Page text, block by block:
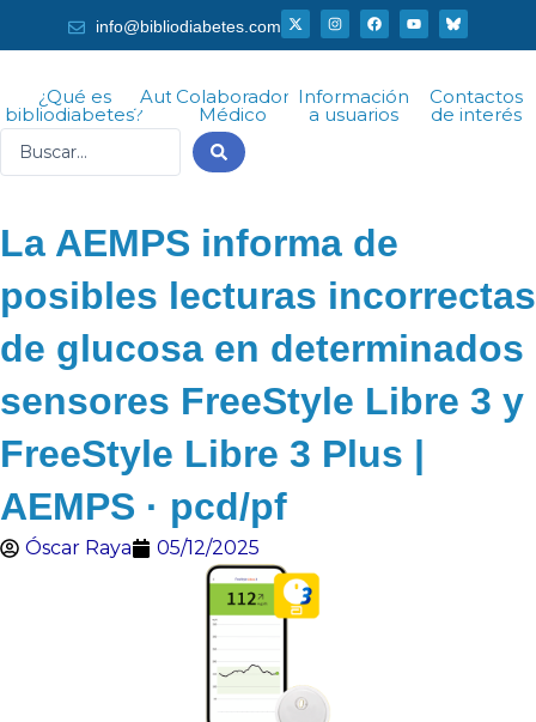
al
info@bibliodiabetes.com
X
-
t
t
t
I
n
s
r
a
F
a
c
o
k
Y
o
u
¿Qué es
bibliodiabetes?
AutorColaborador
Médico
Información
a usuarios
Contactos
de interés
La AEMPS informa de
posibles lecturas incorrectas
de glucosa en determinados
sensores FreeStyle Libre 3 y
FreeStyle Libre 3 Plus |
AEMPS · pcd/pf
Óscar Raya 05/12/2025